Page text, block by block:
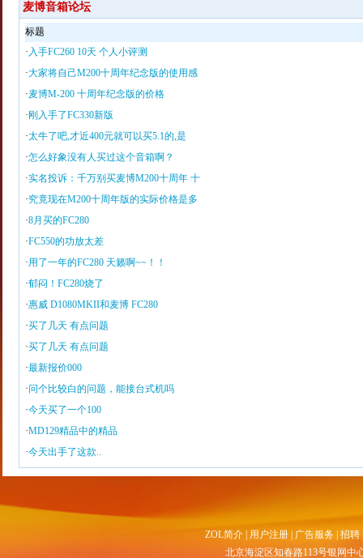
麦博音箱论坛
标题
· 入手FC260 10天 个人小评测
·大家将自己M200十周年纪念版的使用感
·麦博M-200 十周年纪念版的价格
·刚入手了FC330新版
·太牛了吧,才近400元就可以买5.1的,是
·怎么好象没有人买过这个音箱啊？
·实名投诉：千万别买麦博M200十周年 十
·究竟现在M200十周年版的实际价格是多
·8月买的FC280
·FC550的功放太差
·用了一年的FC280 天籁啊~~！！
·郁闷！FC280烧了
·惠威 D1080MKII和麦博 FC280
·买了几天 有点问题
·买了几天 有点问题
·最新报价000
·问个比较白的问题，能接台式机吗
·今天买了一个100
·MD129精品中的精品
·今天出手了这款..
ZOL简介 用户注册 广告服务 招聘
北京海淀区知春路113号银网中